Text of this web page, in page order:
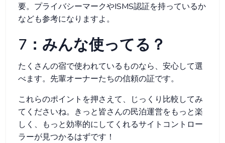
要。プライバシーマークやISMS認証を持っているか
なども参考になりますよ。
7：みんな使ってる？
たくさんの宿で使われているものなら、安心して選
べます。先輩オーナーたちの信頼の証です。
これらのポイントを押さえて、じっくり比較してみ
てくださいね。きっと皆さんの民泊運営をもっと楽
しく、もっと効率的にしてくれるサイトコントロー
ラーが見つかるはずです！